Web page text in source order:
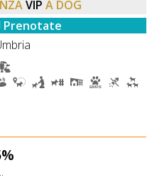
VIP A DOG
Prenotate